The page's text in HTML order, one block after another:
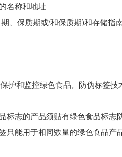
名称和地址
、保质期或/和保质期)和存储指
和监控绿色食品。防伪标签技
志的产品须贴有绿色食品标志
能用于相同数量的绿色食品产